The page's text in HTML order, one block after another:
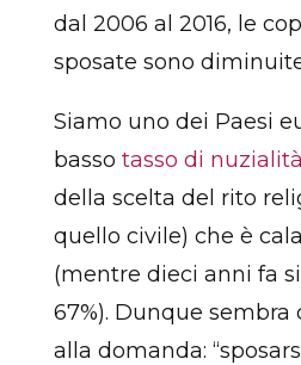
dal 2006 al 2016, le
sposate sono diminuite
Siamo uno dei Paesi
basso tasso di nuzialità
della scelta del rito
quello civile) che è
(mentre dieci anni fa si
67%). Dunque sembra
alla domanda: